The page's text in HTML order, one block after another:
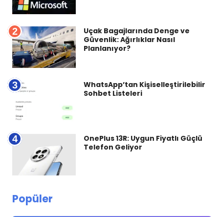
2
Uçak Bagajlarında Denge ve
Güvenlik: Ağırlıklar Nasıl
Planlanıyor?
3
WhatsApp’tan Kişiselleştirilebilir
Sohbet Listeleri
4
OnePlus 13R: Uygun Fiyatlı Güçlü
Telefon Geliyor
Popüler